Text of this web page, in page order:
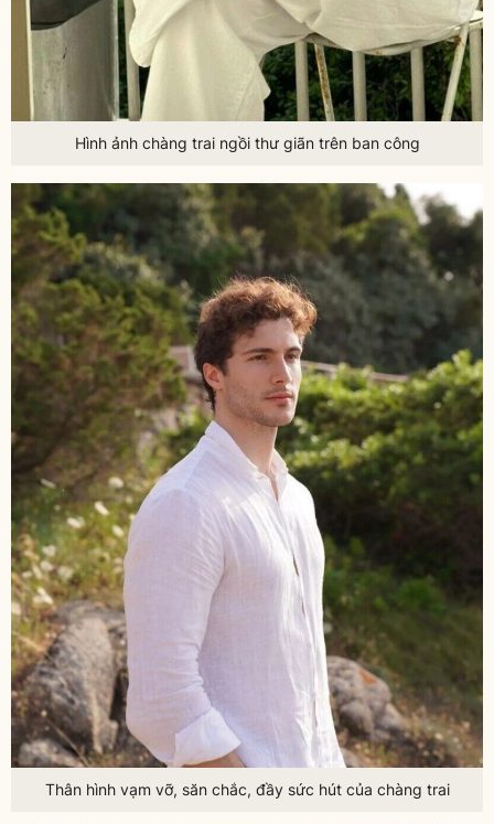
Hình ảnh chàng trai ngồi thư giãn trên ban công
Thân hình vạm vỡ, săn chắc, đầy sức hút của chàng trai